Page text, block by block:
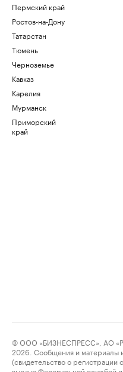
Пермский край
Ростов-на-Дону
Татарстан
Тюмень
Черноземье
Кавказ
Карелия
Мурманск
Приморский
край
© ООО «БИЗНЕСПРЕСС», АО
2026. Сообщения и материалы
(свидетельство о